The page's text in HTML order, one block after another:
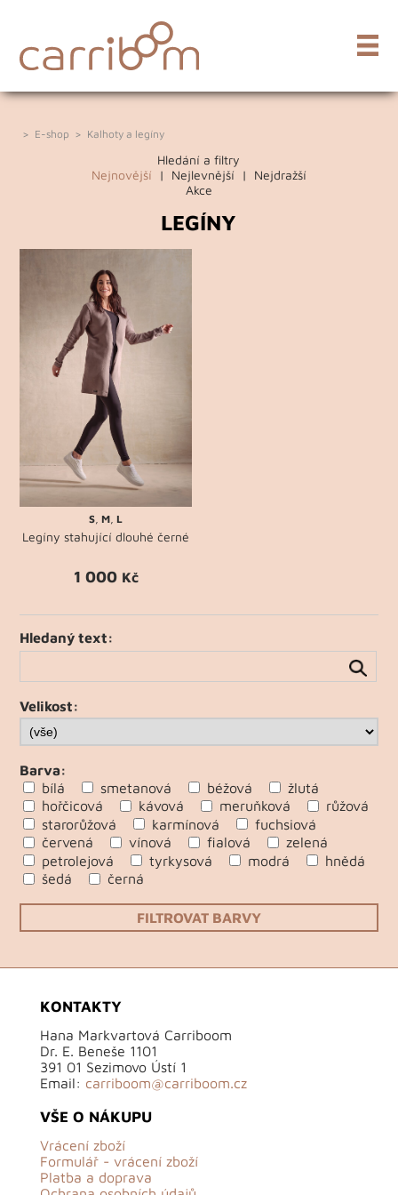
> E-shop > Kalhoty a legíny
Hledání a filtry
Nejnovější | Nejlevnější | Nejdražší
Akce
LEGÍNY
S ,M ,L
Legíny stahující dlouhé černé
1 000 Kč
Hledaný text:
Velikost:
Barva:
bílá
smetanová béžová
žlutá
hořčicová
kávová meruňková
růžová
starorůžová
karmínová
fuchsiová
červená
vínová fialová
zelená
petrolejová
tyrkysová modrá
hnědá
šedá
černá
FILTROVAT BARVY
KONTAKTY
Hana Markvartová Carriboom
Dr. E. Beneše 1101
391 01 Sezimovo Ústí 1
Email: carriboom@carriboom.cz
VŠE O NÁKUPU
Vrácení zboží
Formulář - vrácení zboží
Platba a doprava